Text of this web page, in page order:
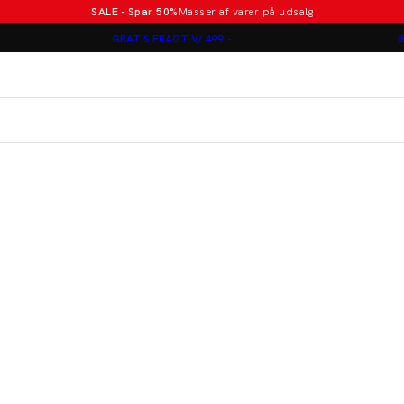
SALE - Spar 50%Masser af varer på udsalg
GRATIS FRAGT V/ 499,-Poloer i nye farver
Jakkesæt fra 1499 kr.
Lindbergh